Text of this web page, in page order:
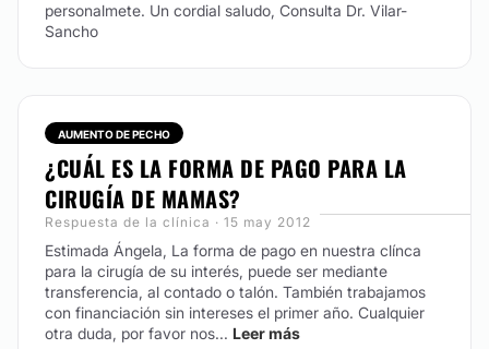
personalmete. Un cordial saludo, Consulta Dr. Vilar-
Sancho
AUMENTO DE PECHO
¿CUÁL ES LA FORMA DE PAGO PARA LA
CIRUGÍA DE MAMAS?
Respuesta de la clínica · 15 may 2012
Estimada Ángela, La forma de pago en nuestra clínca
para la cirugía de su interés, puede ser mediante
transferencia, al contado o talón. También trabajamos
con financiación sin intereses el primer año. Cualquier
otra duda, por favor nos... Leer más